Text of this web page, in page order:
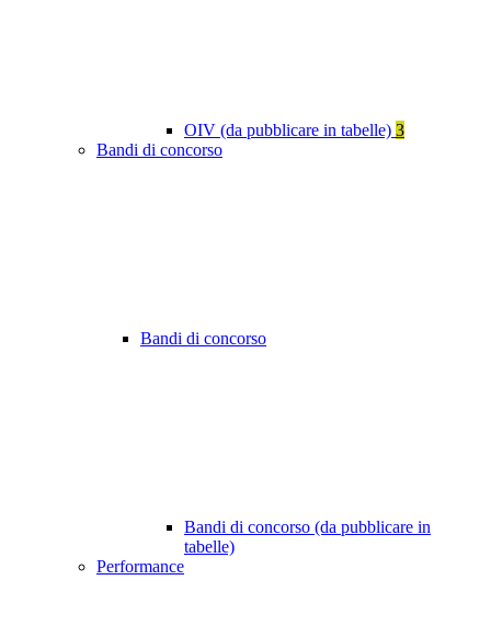
OIV (da pubblicare in tabelle) 3
Bandi di concorso
Bandi di concorso
Bandi di concorso (da pubblicare in
tabelle)
Performance